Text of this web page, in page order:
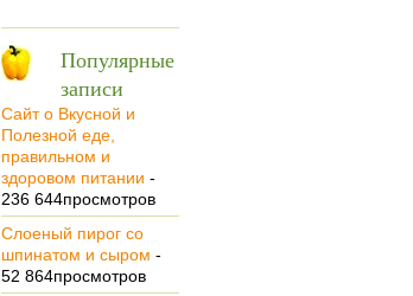
Популярные
записи
Сайт о Вкусной и
Полезной еде,
правильном и
здоровом питании -
236 644просмотров
Cлoeный пирог co
шпинатом и сыром -
52 864просмотров